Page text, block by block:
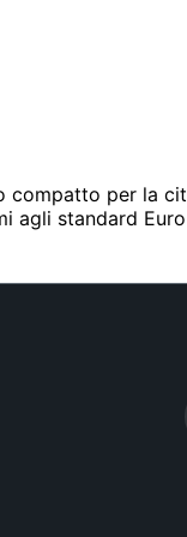
per la
standard